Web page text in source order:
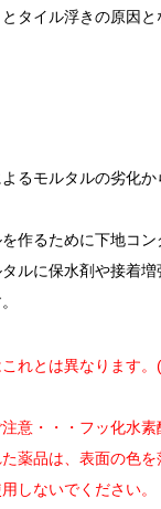
タイル浮きの原因
るモルタルの劣化
作るために下地コ
ルに保水剤や接着
れとは異なります
意・・・フッ化水素
薬品は、表面の色
しないでください。